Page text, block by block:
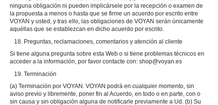
ninguna obligación ni pueden implicársele por la recepción o examen de
la propuesta a menos o hasta que se firme un acuerdo por escrito entre
VOYAN y usted, y tras ello, las obligaciones de VOYAN serán únicamente
aquéllas que se establezcan en dicho acuerdo por escrito.
18. Preguntas, reclamaciones, comentarios y atención al cliente
Si tiene alguna pregunta sobre esta Web o si tiene problemas técnicos en
acceder a la información, por favor contacte con: shop@voyan.es
19. Terminación
(a) Terminación por VOYAN. VOYAN podrá en cualquier momento, sin
aviso previo y libremente, poner fin al Acuerdo, en todo o en parte, con o
sin causa y sin obligación alguna de notificarle previamente a Ud. (b) Su